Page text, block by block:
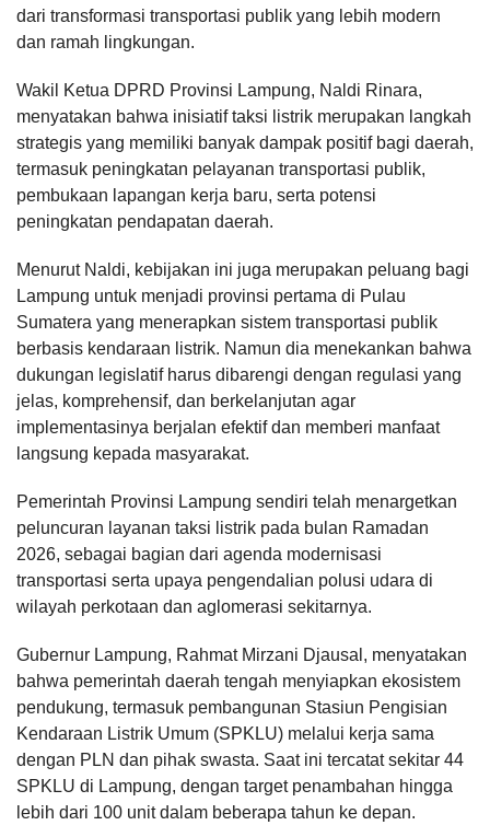
dari transformasi transportasi publik yang lebih modern
dan ramah lingkungan.
Wakil Ketua DPRD Provinsi Lampung, Naldi Rinara,
menyatakan bahwa inisiatif taksi listrik merupakan langkah
strategis yang memiliki banyak dampak positif bagi daerah,
termasuk peningkatan pelayanan transportasi publik,
pembukaan lapangan kerja baru, serta potensi
peningkatan pendapatan daerah.
Menurut Naldi, kebijakan ini juga merupakan peluang bagi
Lampung untuk menjadi provinsi pertama di Pulau
Sumatera yang menerapkan sistem transportasi publik
berbasis kendaraan listrik. Namun dia menekankan bahwa
dukungan legislatif harus dibarengi dengan regulasi yang
jelas, komprehensif, dan berkelanjutan agar
implementasinya berjalan efektif dan memberi manfaat
langsung kepada masyarakat.
Pemerintah Provinsi Lampung sendiri telah menargetkan
peluncuran layanan taksi listrik pada bulan Ramadan
2026, sebagai bagian dari agenda modernisasi
transportasi serta upaya pengendalian polusi udara di
wilayah perkotaan dan aglomerasi sekitarnya.
Gubernur Lampung, Rahmat Mirzani Djausal, menyatakan
bahwa pemerintah daerah tengah menyiapkan ekosistem
pendukung, termasuk pembangunan Stasiun Pengisian
Kendaraan Listrik Umum (SPKLU) melalui kerja sama
dengan PLN dan pihak swasta. Saat ini tercatat sekitar 44
SPKLU di Lampung, dengan target penambahan hingga
lebih dari 100 unit dalam beberapa tahun ke depan.